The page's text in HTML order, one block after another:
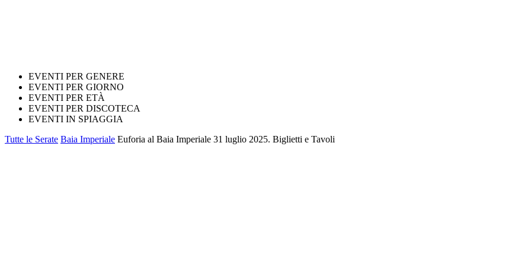
EVENTI PER GENERE
EVENTI PER GIORNO
EVENTI PER ETÀ
EVENTI PER DISCOTECA
EVENTI IN SPIAGGIA
Tutte le Serate Baia Imperiale Euforia al Baia Imperiale 31 luglio 2025. Biglietti e Tavoli